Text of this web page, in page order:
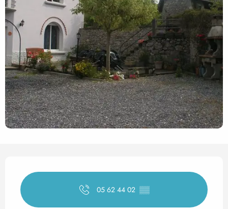
Horarios y datos de
05 62 44 02 ▒▒